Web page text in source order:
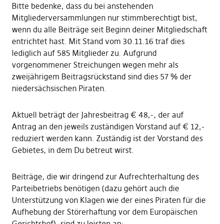
Bitte bedenke, dass du bei anstehenden
Mitgliederversammlungen nur stimmberechtigt bist,
wenn du alle Beiträge seit Beginn deiner Mitgliedschaft
entrichtet hast. Mit Stand vom 30.11.16 traf dies
lediglich auf 585 Mitglieder zu. Aufgrund
vorgenommener Streichungen wegen mehr als
zweijährigem Beitragsrückstand sind dies 57 % der
niedersächsischen Piraten.
Aktuell beträgt der Jahresbeitrag € 48,-, der auf
Antrag an den jeweils zuständigen Vorstand auf € 12,-
reduziert werden kann. Zuständig ist der Vorstand des
Gebietes, in dem Du betreut wirst.
Beiträge, die wir dringend zur Aufrechterhaltung des
Parteibetriebs benötigen (dazu gehört auch die
Unterstützung von Klagen wie der eines Piraten für die
Aufhebung der Störerhaftung vor dem Europäischen